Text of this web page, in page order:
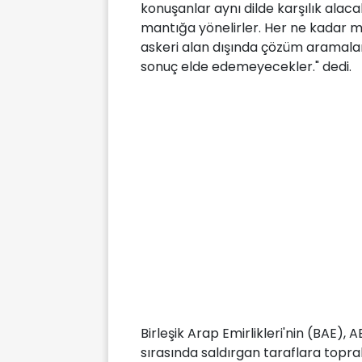
konuşanlar aynı dilde karşılık
mantığa yönelirler. Her ne kadar
askeri alan dışında çözüm
sonuç elde edemeyecekler." dedi.
Birleşik Arap Emirlikleri'nin (BAE),
sırasında saldırgan taraflara